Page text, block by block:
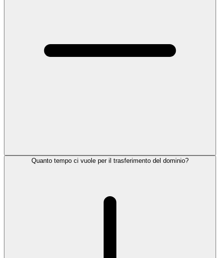
Quanto tempo ci vuole per il trasferimento del dominio?